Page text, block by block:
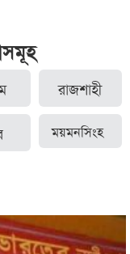
রাজশাহী
ময়মনসিংহ